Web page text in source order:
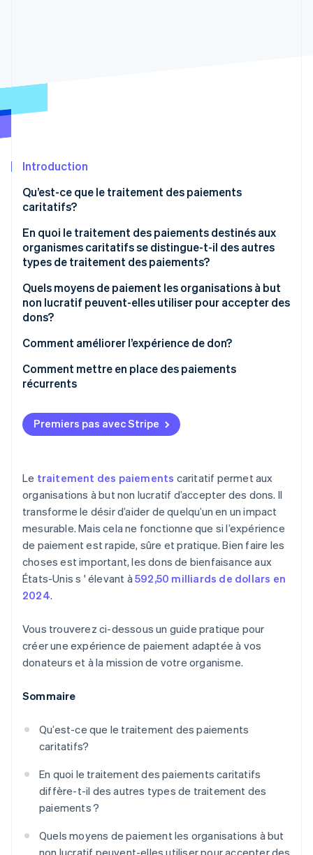
Identity
Stripe Sessions 2026
Découvrez comment Stripe construit l’infrastructure
l’IA.
Regarder
Introduction
Qu’est-ce que le traitement des paiements
caritatifs?
En quoi le traitement des paiements destinés aux
organismes caritatifs se distingue-t-il des autres
types de traitement des paiements?
Les organisations à but non lucratif peuvent
bénéficier de tarifs réduits
Les flux de dons sont plus fragiles
Le don récurrent est un modèle de revenus
relation avec les donateurs
Quels moyens de paiement les organisations à but
non lucratif peuvent-elles utiliser pour accepter des
dons?
Cartes de crédit et de débit
Virements bancaires
Espèces et chèques
Cryptomonnaie
Actions et fonds conseillés par les donateurs (DAF)
Comment améliorer l’expérience de don?
N’encombrez pas le formulaire.
Concevoir initialement pour le mobile
Confirmer le don
Tester, mesurer et ajuster
Comment mettre en place des paiements
récurrents
Choisir des outils qui gèrent la facturation
récurrente
Simplifier le flux d’inscription
Automatisez ce qui se passe en coulisses
Laisser les donateurs gérer leurs dons selon leurs
conditions
Traiter les donateurs récurrents comme des VIP
Demandez poliment une augmentation du don
Premiers pas avec Stripe
Le traitement des paiements caritatif permet aux
organisations à but non lucratif d’accepter des dons. Il
transforme le désir d’aider de quelqu’un en un impact
mesurable. Mais cela ne fonctionne que si l’expérience
de paiement est rapide, sûre et pratique. Bien faire les
choses est important, les dons de bienfaisance aux
États-Unis s ' élevant à592,50 milliards de dollars en
2024.
Vous trouverez ci-dessous un guide pratique pour
créer une expérience de paiement adaptée à vos
donateurs et à la mission de votre organisme.
Sommaire
Qu’est-ce que le traitement des paiements
caritatifs?
En quoi le traitement des paiements caritatifs
diffère-t-il des autres types de traitement des
paiements ?
Quels moyens de paiement les organisations à but